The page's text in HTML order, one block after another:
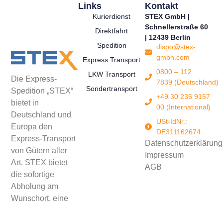
Die Express-
Spedition „STEX“
bietet in
Deutschland und
Europa den
Express-Transport
von Gütern aller
Art. STEX bietet
die sofortige
Abholung am
Wunschort, eine
Links
Kurierdienst
Direktfahrt
Spedition
Express Transport
LKW Transport
Sondertransport
Kontakt
STEX GmbH |
Schnellerstraße 60
| 12439 Berlin
dispo@stex-
gmbh.com
0800 – 112
7839 (Deutschland)
+49 30 235 9157
00 (International)
USt-IdNr.:
DE311162674
Datenschutzerklärung
Impressum
AGB